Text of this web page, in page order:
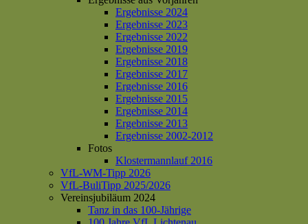
Ergebnisse 2024
Ergebnisse 2023
Ergebnisse 2022
Ergebnisse 2019
Ergebnisse 2018
Ergebnisse 2017
Ergebnisse 2016
Ergebnisse 2015
Ergebnisse 2014
Ergebnisse 2013
Ergebnisse 2002-2012
Fotos
Klostermannlauf 2016
VfL-WM-Tipp 2026
VfL-BuliTipp 2025/2026
Vereinsjubiläum 2024
Tanz in das 100-Jährige